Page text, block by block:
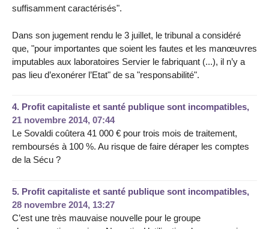
suffisamment caractérisés".
Dans son jugement rendu le 3 juillet, le tribunal a considéré
que, "pour importantes que soient les fautes et les manœuvres
imputables aux laboratoires Servier le fabriquant (...), il n’y a
pas lieu d’exonérer l’Etat" de sa "responsabilité".
4. Profit capitaliste et santé publique sont incompatibles,
21 novembre 2014, 07:44
Le Sovaldi coûtera 41 000 € pour trois mois de traitement,
remboursés à 100 %. Au risque de faire déraper les comptes
de la Sécu ?
5. Profit capitaliste et santé publique sont incompatibles,
28 novembre 2014, 13:27
C’est une très mauvaise nouvelle pour le groupe